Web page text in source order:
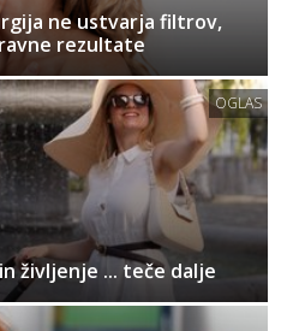
ne ustvarja filtrov,
rezultate
OGLAS
življenje ... teče dalje